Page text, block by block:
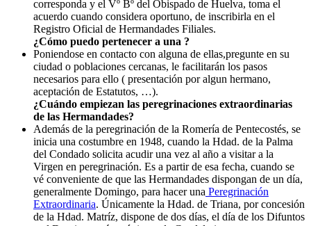
corresponda y el Vº Bº del Obispado de Huelva, toma el
acuerdo cuando considera oportuno, de inscribirla en el
Registro Oficial de Hermandades Filiales.
¿Cómo puedo pertenecer a una ?
Poniendose en contacto con alguna de ellas,pregunte en su
ciudad o poblaciones cercanas, le facilitarán los pasos
necesarios para ello ( presentación por algun hermano,
aceptación de Estatutos, …).
¿Cuándo empiezan las peregrinaciones extraordinarias
de las Hermandades?
Además de la peregrinación de la Romería de Pentecostés, se
inicia una costumbre en 1948, cuando la Hdad. de la Palma
del Condado solicita acudir una vez al año a visitar a la
Virgen en peregrinación. Es a partir de esa fecha, cuando se
vé conveniente de que las Hermandades dispongan de un día,
generalmente Domingo, para hacer una Peregrinación
Extraordinaria. Únicamente la Hdad. de Triana, por concesión
de la Hdad. Matríz, dispone de dos días, el día de los Difuntos